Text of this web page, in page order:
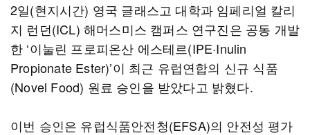
2일(현지시간) 영국 글래스고 대학과 임페리얼 칼리
지 런던(ICL) 해머스미스 캠퍼스 연구진은 공동 개발
한 ‘이눌린 프로피온산 에스테르(IPE·Inulin
Propionate Ester)’이 최근 유럽연합의 신규 식품
(Novel Food) 원료 승인을 받았다고 밝혔다.
이번 승인은 유럽식품안전청(EFSA)의 안전성 평가